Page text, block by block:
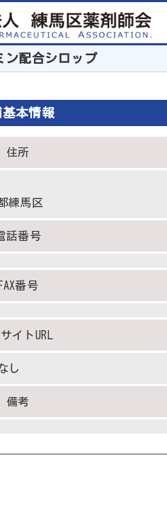
ン配合シロップ
基本情報
住所
練馬区
話番号
番号
イトURL
し
備考